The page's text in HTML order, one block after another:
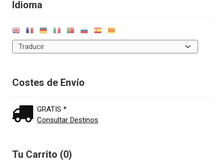
Idioma
Costes de Envío
GRATIS *
Consultar Destinos
Tu Carrito (0)